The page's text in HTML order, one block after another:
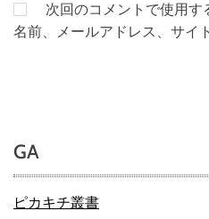
次回のコメントで使用
名前、メールアドレス、サイ
GA
ピカキチ叢書